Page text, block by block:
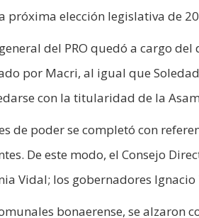
próxima elección legislativa de
del PRO quedó a cargo
por Macri, al igual que
con la titularidad de la
de poder se completó con
De este modo, el Consejo
Vidal; los gobernadores
bonaerense, se alzaron